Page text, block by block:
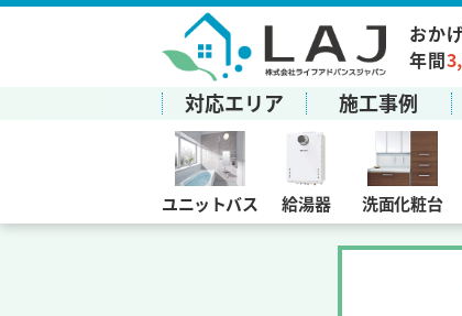
おか
年間
対応エリア 施工事例
ユニットバス 給湯器 洗面化粧台